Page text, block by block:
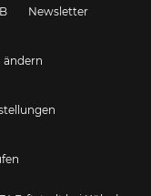
Newsletter
ändern